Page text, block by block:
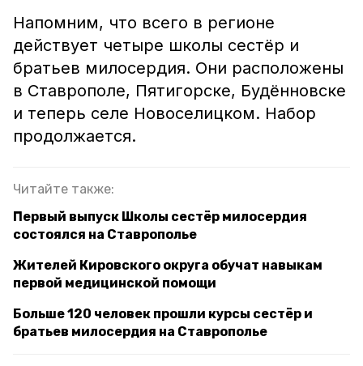
Напомним, что всего в регионе
действует четыре школы сестёр и
братьев милосердия. Они расположены
в Ставрополе, Пятигорске, Будённовске
и теперь селе Новоселицком. Набор
продолжается.
Читайте также:
Первый выпуск Школы сестёр милосердия
состоялся на Ставрополье
Жителей Кировского округа обучат навыкам
первой медицинской помощи
Больше 120 человек прошли курсы сестёр и
братьев милосердия на Ставрополье